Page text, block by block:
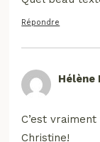
Répondre
Hélène
C’est
Christine!